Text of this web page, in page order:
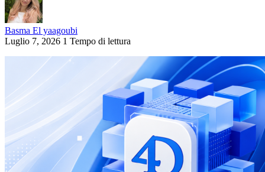
Basma El yaagoubi
Luglio 7, 2026 1 Tempo di lettura